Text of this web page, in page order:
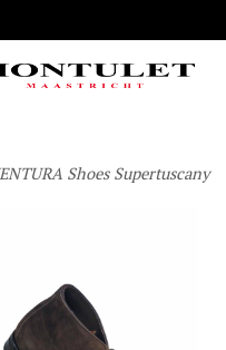
Shoes Supertuscany